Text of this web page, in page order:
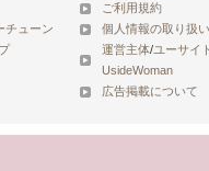
チューン
ご利用規約
個人情報の取り扱
運営主体/ユーサイ
UsideWoman
広告掲載について